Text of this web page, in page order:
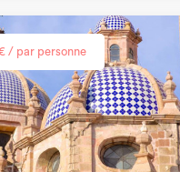
/ par personne